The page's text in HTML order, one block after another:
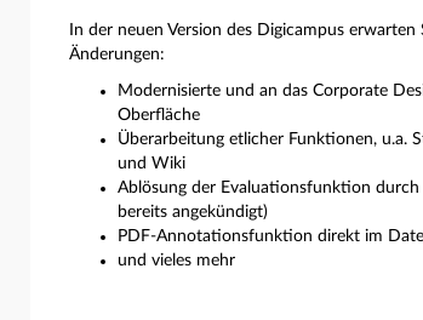
In der neuen Version des Digicampus
Änderungen:
Modernisierte und an das Corporate
Oberfläche
Überarbeitung etlicher Funktionen, u.a.
und Wiki
Ablösung der Evaluationsfunktion
bereits angekündigt)
PDF-Annotationsfunktion direkt im
und vieles mehr